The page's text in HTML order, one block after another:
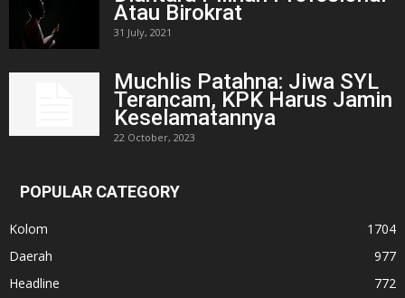
Atau Birokrat
31 July, 2021
Muchlis Patahna: Jiwa SYL
Terancam, KPK Harus Jamin
Keselamatannya
22 October, 2023
POPULAR CATEGORY
Kolom
1704
Daerah
977
Headline
772